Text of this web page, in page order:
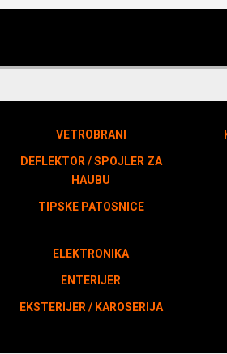
VETROBRANI
DEFLEKTOR / SPOJLER ZA
HAUBU
TIPSKE PATOSNICE
ELEKTRONIKA
ENTERIJER
EKSTERIJER / KAROSERIJA